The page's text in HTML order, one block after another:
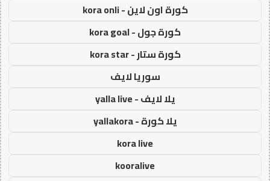
كورة اون لاين - kora onli
كورة جول - kora goal
كورة ستار - kora star
سوريا لايف
يلا لايف - yalla live
يلا كورة - yallakora
kora live
kooralive